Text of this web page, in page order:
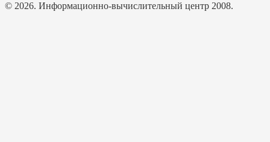
© 2026. Информационно-вычислительный центр 2008.